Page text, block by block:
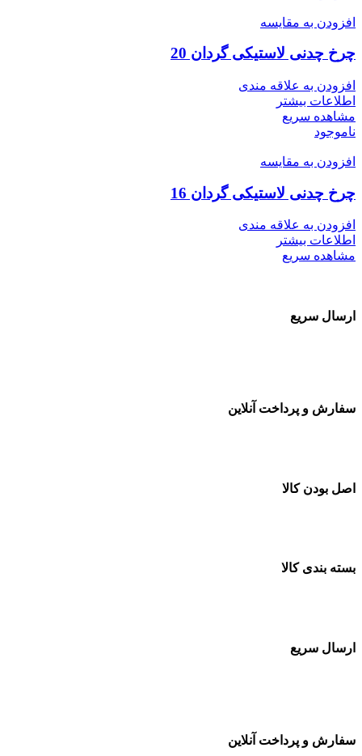
افزودن به مقایسه
چرخ چدنی لاستیکی گردان 20
افزودن به علاقه مندی
اطلاعات بیشتر
مشاهده سریع
ناموجود
افزودن به مقایسه
چرخ چدنی لاستیکی گردان 16
افزودن به علاقه مندی
اطلاعات بیشتر
مشاهده سریع
ارسال سریع
سفارش و پرداخت آنلاین
اصل بودن کالا
بسته بندی کالا
ارسال سریع
سفارش و پرداخت آنلاین